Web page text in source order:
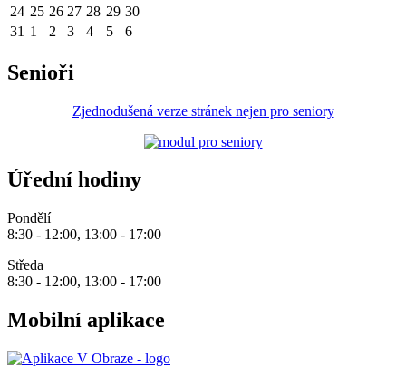
24 25 26 27 28 29 30
31 1 2 3 4 5 6
Senioři
Zjednodušená verze stránek nejen pro seniory
Úřední hodiny
Pondělí
8:30 - 12:00, 13:00 - 17:00
Středa
8:30 - 12:00, 13:00 - 17:00
Mobilní aplikace